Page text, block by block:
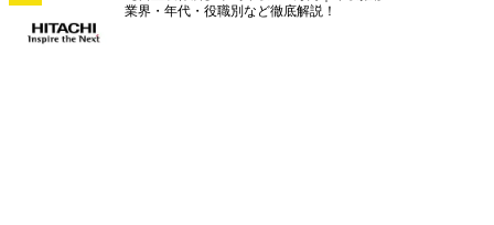
業界・年代・役職別など徹底解説！